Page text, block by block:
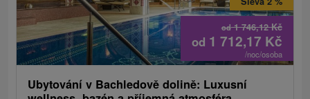
od1 746,12Kč
od 1 712,17 Kč
/noc/osoba
Ubytování v Bachledově dolině: Luxusní